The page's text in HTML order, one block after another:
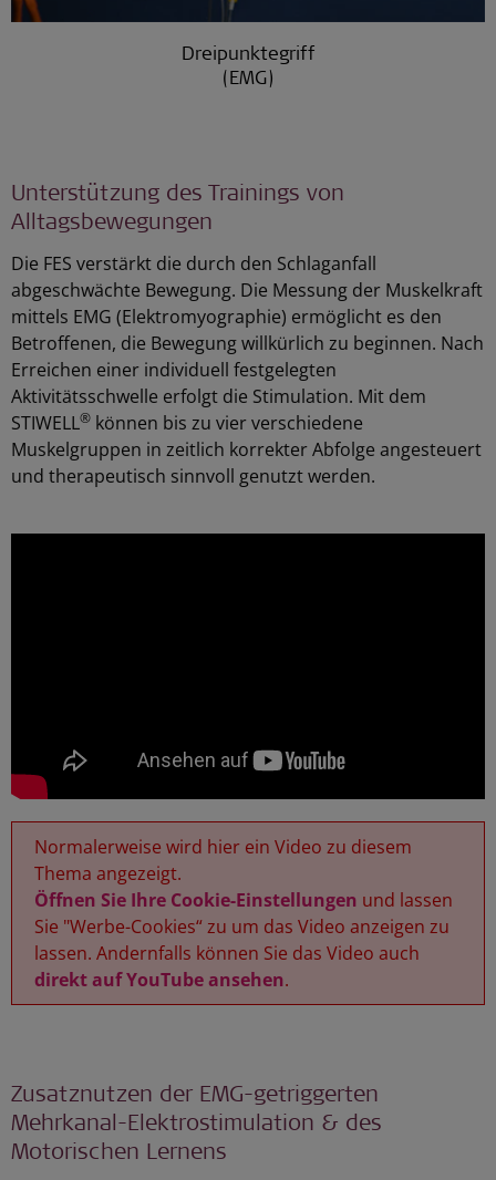
Dreipunktegriff
(EMG)
Unterstützung des Trainings von
Alltagsbewegungen
Die FES verstärkt die durch den Schlaganfall
abgeschwächte Bewegung. Die Messung der Muskelkraft
mittels EMG (Elektromyographie) ermöglicht es den
Betroffenen, die Bewegung willkürlich zu beginnen. Nach
Erreichen einer individuell festgelegten
Aktivitätsschwelle erfolgt die Stimulation. Mit dem
STIWELL® können bis zu vier verschiedene
Muskelgruppen in zeitlich korrekter Abfolge angesteuert
und therapeutisch sinnvoll genutzt werden.
Normalerweise wird hier ein Video zu diesem
Thema angezeigt.
Öffnen Sie Ihre Cookie-Einstellungen und lassen
Sie "Werbe-Cookies“ zu um das Video anzeigen zu
lassen. Andernfalls können Sie das Video auch
direkt auf YouTube ansehen.
Zusatznutzen der EMG-getriggerten
Mehrkanal-Elektrostimulation & des
Motorischen Lernens